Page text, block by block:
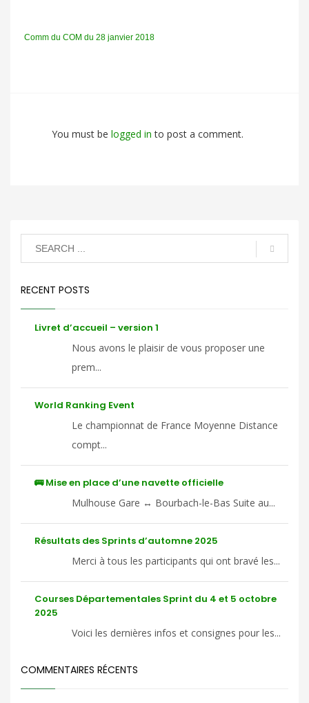
Comm du COM du 28 janvier 2018
You must be logged into post a comment.
RECENT POSTS
Livret d’accueil – version 1
Nous avons le plaisir de vous proposer une
prem...
World Ranking Event
Le championnat de France Moyenne Distance
compt...
🚌 Mise en place d’une navette officielle
Mulhouse Gare ↔ Bourbach-le-Bas Suite au...
Résultats des Sprints d’automne 2025
Merci à tous les participants qui ont bravé les...
Courses Départementales Sprint du 4 et 5 octobre
2025
Voici les dernières infos et consignes pour les...
COMMENTAIRES RÉCENTS